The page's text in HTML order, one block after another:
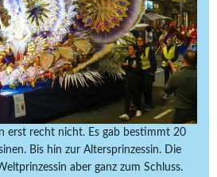
erst recht nicht. Es gab bestimmt 20
Bis hin zur Altersprinzessin. Die
aber ganz zum Schluss.